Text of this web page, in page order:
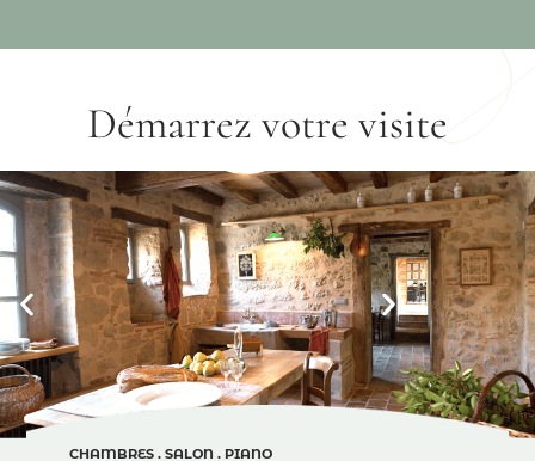
Démarrez votre visite
CHAMBRES . SALON . PIANO